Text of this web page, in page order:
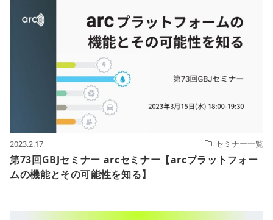
2023.2.17 セミナー一覧
第73回GBJセミナー arcセミナー【arcプラットフォー
ムの機能とその可能性を知る】